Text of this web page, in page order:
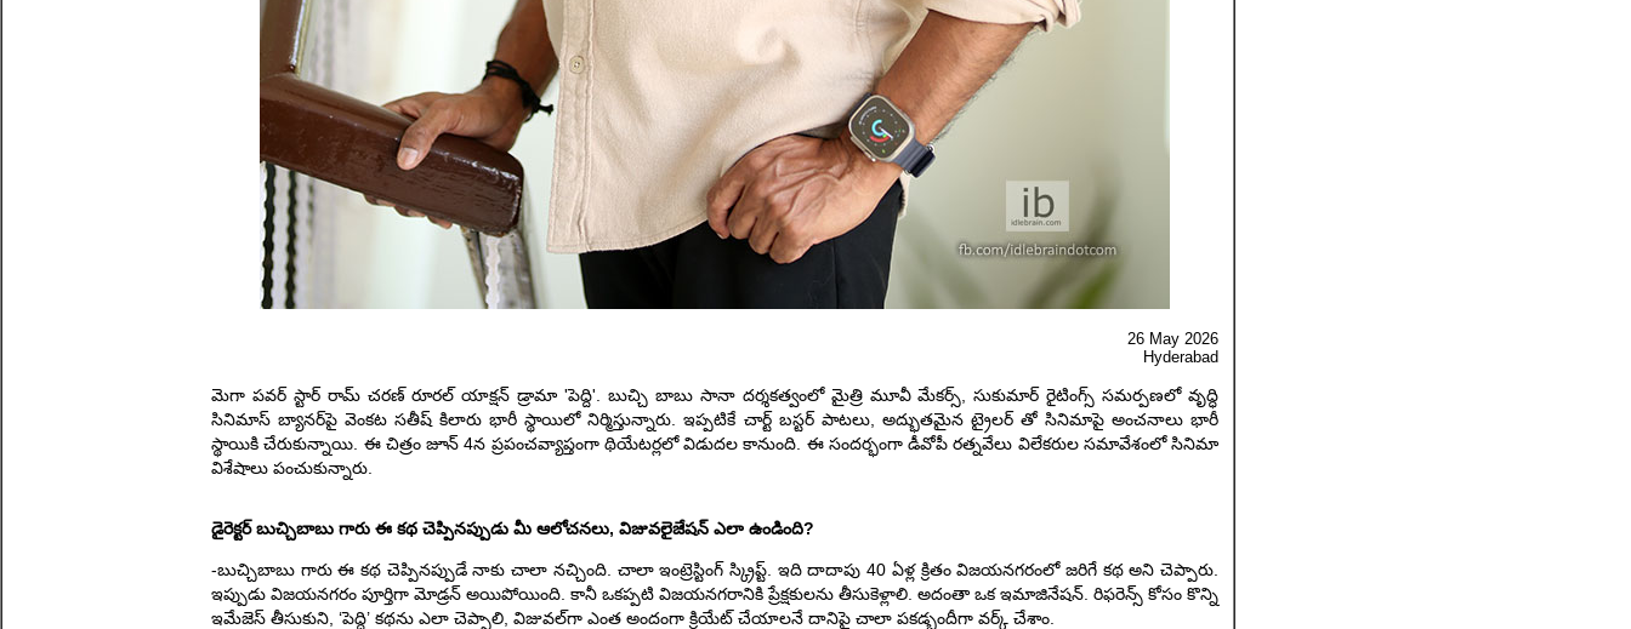
26 May 2026
Hyderabad
మెగా పవర్ స్టార్ రామ్ చరణ్ రూరల్ యాక్షన్ డ్రామా 'పెద్ది'. బుచ్చి బాబు సానా దర్శకత్వంలో మైత్రి మూవీ మేకర్స్, సుకుమార్ రైటింగ్స్ సమర్పణలో వృద్ధి
సినిమాస్ బ్యానర్‌పై వెంకట సతీష్ కిలారు భారీ స్థాయిలో నిర్మిస్తున్నారు. ఇప్పటికే చార్ట్ బస్టర్ పాటలు, అద్భుతమైన ట్రైలర్ తో సినిమాపై అంచనాలు భారీ
స్థాయికి చేరుకున్నాయి. ఈ చిత్రం జూన్ 4న ప్రపంచవ్యాప్తంగా థియేటర్లలో విడుదల కానుంది. ఈ సందర్భంగా డీవోపీ రత్నవేలు విలేకరుల సమావేశంలో సినిమా
విశేషాలు పంచుకున్నారు.
డైరెక్టర్ బుచ్చిబాబు గారు ఈ కథ చెప్పినప్పుడు మీ ఆలోచనలు, విజువలైజేషన్ ఎలా ఉండింది?
-బుచ్చిబాబు గారు ఈ కథ చెప్పినప్పుడే నాకు చాలా నచ్చింది. చాలా ఇంట్రెస్టింగ్ స్క్రిప్ట్. ఇది దాదాపు 40 ఏళ్ల క్రితం విజయనగరంలో జరిగే కథ అని చెప్పారు.
ఇప్పుడు విజయనగరం పూర్తిగా మోడ్రన్ అయిపోయింది. కానీ ఒకప్పటి విజయనగరానికి ప్రేక్షకులను తీసుకెళ్లాలి. అదంతా ఒక ఇమాజినేషన్. రిఫరెన్స్ కోసం కొన్ని
ఇమేజెస్ తీసుకుని, ‘పెద్ది’ కథను ఎలా చెప్పాలి, విజువల్‌గా ఎంత అందంగా క్రియేట్ చేయాలనే దానిపై చాలా పకడ్బందీగా వర్క్ చేశాం.